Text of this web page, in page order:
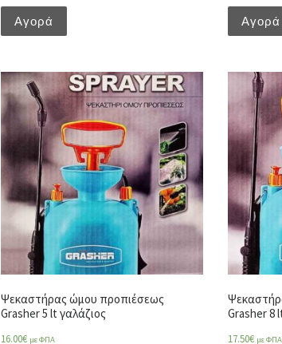
Αγορά Αγορά
Ψεκαστήρας ώμου προπιέσεως
Grasher 5 lt γαλάζιος
16.00€ με ΦΠΑ
Grasher 8
17.50€ με ΦΠΑ